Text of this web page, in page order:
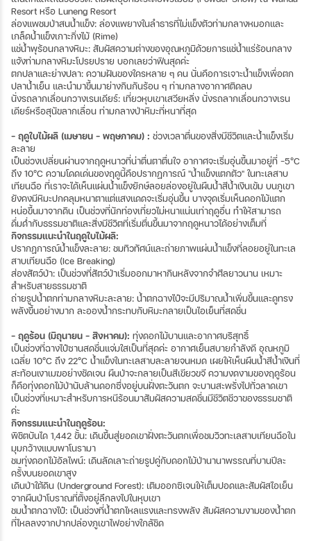
Resort หรือ Luneng Resort
ล่องแพชมป่าสนน้ำแข็ง: ล่องแพยางในลำธารที่ไม่แข็งตัวท่ามกลางหมอกและ
เกล็ดน้ำแข็งเกาะกิ่งไม้ (Rime)
แช่น้ำพุร้อนกลางหิมะ: สัมผัสความต่างของอุณหภูมิด้วยการแช่น้ำแร่ร้อนกลาง
แจ้งท่ามกลางหิมะโปรยปราย บอกเลยว่าฟินสุดค่ะ
ตกปลาและย่างปลา: ความฝันของใครหลาย ๆ คน นั่นคือการเจาะน้ำแข็งเพื่อตก
ปลาน้ำเย็น และนำมาขึ้นมาย่างกินกันร้อน ๆ ท่ามกลางอากาศติดลบ
นั่งรถลากเลื่อนกวางเรนเดียร์: เที่ยวหุบเขาเสวียหลิ่ง นั่งรถลากเลื่อนกวางเรน
เดียร์หรือสุนัขลากเลื่อน ท่ามกลางป่าหิมะที่หนาที่สุด
- ฤดูใบไม้ผลิ (เมษายน – พฤษภาคม) : ช่วงเวลาตื่นของสิ่งมีชีวิตและน้ำแข็งเริ่ม
ละลาย
เป็นช่วงเปลี่ยนผ่านจากฤดูหนาวที่น่าตื่นตาตื่นใจ อากาศจะเริ่มอุ่นขึ้นมาอยู่ที่ -5°C
ถึง 10°C ความโดดเด่นของฤดูนี้คือปรากฏการณ์ "น้ำแข็งแตกตัว" ในทะเลสาบ
เทียนฉือ ที่เราจะได้เห็นแผ่นน้ำแข็งยักษ์ลอยล่องอยู่ในผืนน้ำสีน้ำเงินเข้ม บนภูเขา
ยังคงมีหิมะปกคลุมหนาตาแต่แสงแดดจะเริ่มอุ่นขึ้น บางจุดเริ่มเห็นดอกไม้แตก
หน่อขึ้นมาจากดิน เป็นช่วงที่นักท่องเที่ยวไม่หนาแน่นเท่าฤดูอื่น ทำให้สามารถ
ดื่มด่ำกับธรรมชาติและสิ่งมีชีวิตที่เริ่มตื่นขึ้นมาจากฤดูหนาวได้อย่างเต็มที่
กิจกรรมแนะนำในฤดูใบไม้ผลิ:
ปรากฏการณ์น้ำแข็งละลาย: ชมทิวทัศน์และถ่ายภาพแผ่นน้ำแข็งที่ลอยอยู่ในทะเล
สาบเทียนฉือ (Ice Breaking)
ส่องสัตว์ป่า: เป็นช่วงที่สัตว์ป่าเริ่มออกมาหากินหลังจากจำศีลยาวนาน เหมาะ
สำหรับสายธรรมชาติ
ถ่ายรูปน้ำตกท่ามกลางหิมะละลาย: น้ำตกฉางไป๋จะมีปริมาณน้ำเพิ่มขึ้นและดูทรง
พลังขึ้นอย่างมาก ละอองน้ำกระทบกับหิมะกลายเป็นไอเย็นที่สดชื่น
- ฤดูร้อน (มิถุนายน – สิงหาคม): ทุ่งดอกไม้บานและอากาศบริสุทธิ์
เป็นช่วงที่ฉางไป๋ซานสดชื่นแจ่มใสเป็นที่สุดค่ะ อากาศเย็นสบายกำลังดี อุณหภูมิ
เฉลี่ย 10°C ถึง 22°C น้ำแข็งในทะเลสาบละลายจนหมด เผยให้เห็นผืนน้ำสีน้ำเงินที่
สะท้อนเงาเมฆอย่างชัดเจน ผืนป่าจะกลายเป็นสีเขียวขจี ความงดงามของฤดูร้อน
ก็คือทุ่งดอกไม้ป่านับล้านดอกซึ่งอยู่บนฝั่งตะวันตก จะบานสะพรั่งไปทั่วลาดเขา
เป็นช่วงที่เหมาะสำหรับการหนีร้อนมาสัมผัสความสดชื่นมีชีวิตชีวาของธรรมชาติ
ค่ะ
กิจกรรมแนะนำในฤดูร้อน:
พิชิตบันได 1,442 ขั้น: เดินขึ้นสู่ยอดเขาฝั่งตะวันตกเพื่อชมวิวทะเลสาบเทียนฉือใน
มุมกว้างแบบพาโนรามา
ชมทุ่งดอกไม้อัลไพน์: เดินลัดเลาะถ่ายรูปคู่กับดอกไม้ป่านานาพรรณที่บานปีละ
ครั้งบนยอดเขาสูง
เดินป่าใต้ดิน (Underground Forest): เติมออกซิเจนให้เต็มปอดและสัมผัสไอเย็น
จากผืนป่าโบราณที่ตั้งอยู่ลึกลงไปในหุบเขา
ชมน้ำตกฉางไป๋: เป็นช่วงที่น้ำตกไหลแรงและทรงพลัง สัมผัสความงามของน้ำตก
ที่ไหลลงจากปากปล่องภูเขาไฟอย่างใกล้ชิด